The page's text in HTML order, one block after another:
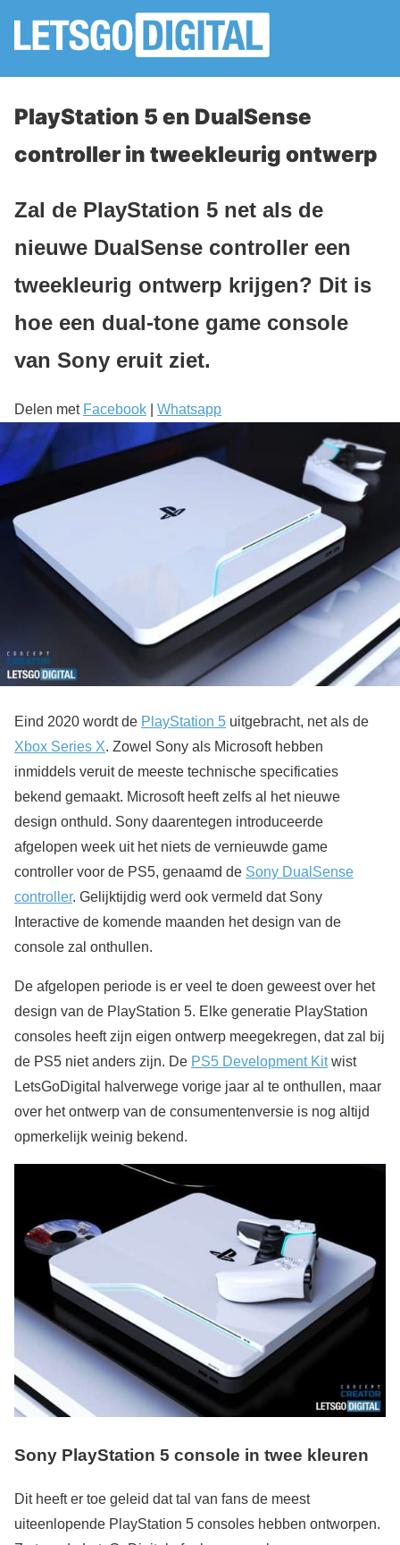
PlayStation 5 en DualSense
controller in tweekleurig ontwerp
Zal de PlayStation 5 net als de
nieuwe DualSense controller een
tweekleurig ontwerp krijgen? Dit is
hoe een dual-tone game console
van Sony eruit ziet.
Delen met Facebook Whatsapp
Eind 2020 wordt de PlayStation 5 uitgebracht, net als de
Xbox Series X. Zowel Sony als Microsoft hebben
inmiddels veruit de meeste technische specificaties
bekend gemaakt. Microsoft heeft zelfs al het nieuwe
design onthuld. Sony daarentegen introduceerde
afgelopen week uit het niets de vernieuwde game
controller voor de PS5, genaamd de Sony DualSense
controller. Gelijktijdig werd ook vermeld dat Sony
Interactive de komende maanden het design van de
console zal onthullen.
De afgelopen periode is er veel te doen geweest over het
design van de PlayStation 5. Elke generatie PlayStation
consoles heeft zijn eigen ontwerp meegekregen, dat zal bij
de PS5 niet anders zijn. De PS5 Development Kitwist
LetsGoDigital halverwege vorige jaar al te onthullen, maar
over het ontwerp van de consumentenversie is nog altijd
opmerkelijk weinig bekend.
Sony PlayStation 5 console in twee kleuren
Dit heeft er toe geleid dat tal van fans de meest
uiteenlopende PlayStation 5 consoles hebben ontworpen.